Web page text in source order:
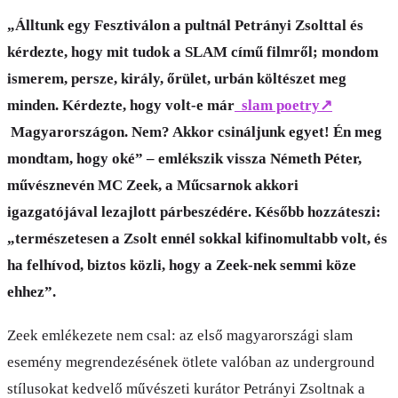
„Álltunk egy Fesztiválon a pultnál Petrányi Zsolttal és
kérdezte, hogy mit tudok a SLAM című filmről; mondom
ismerem, persze, király, őrület, urbán költészet meg
minden. Kérdezte, hogy volt-e már slam poetry↗
Magyarországon. Nem? Akkor csináljunk egyet! Én meg
mondtam, hogy oké” – emlékszik vissza Németh Péter,
művésznevén MC Zeek, a Műcsarnok akkori
igazgatójával lezajlott párbeszédére. Később hozzáteszi:
„természetesen a Zsolt ennél sokkal kifinomultabb volt, és
ha felhívod, biztos közli, hogy a Zeek-nek semmi köze
ehhez”.
Zeek emlékezete nem csal: az első magyarországi slam
esemény megrendezésének ötlete valóban az underground
stílusokat kedvelő művészeti kurátor Petrányi Zsoltnak a